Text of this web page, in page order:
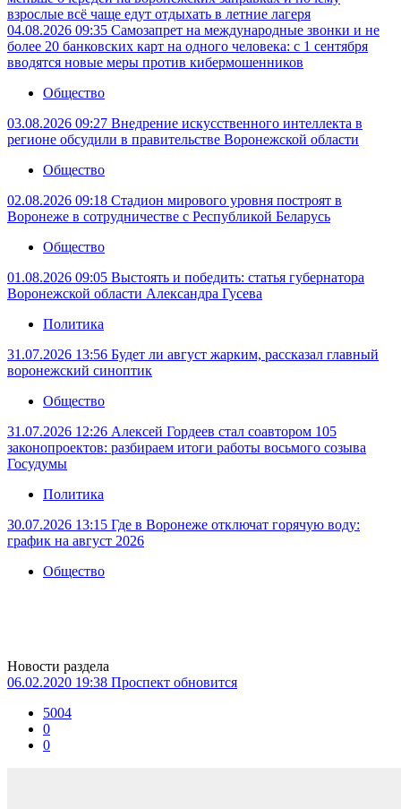
взрослые всё чаще едут отдыхать в летние лагеря
04.08.2026 09:35 Самозапрет на международные звонки и не
более 20 банковских карт на одного человека: с 1 сентября
вводятся новые меры против кибермошенников
Общество
03.08.2026 09:27 Внедрение искусственного интеллекта в
регионе обсудили в правительстве Воронежской области
Общество
02.08.2026 09:18 Стадион мирового уровня построят в
Воронеже в сотрудничестве с Республикой Беларусь
Общество
01.08.2026 09:05 Выстоять и победить: статья губернатора
Воронежской области Александра Гусева
Политика
31.07.2026 13:56 Будет ли август жарким, рассказал главный
воронежский синоптик
Общество
31.07.2026 12:26 Алексей Гордеев стал соавтором 105
законопроектов: разбираем итоги работы восьмого созыва
Госудумы
Политика
30.07.2026 13:15 Где в Воронеже отключат горячую воду:
график на август 2026
Общество
Новости раздела
06.02.2020 19:38 Проспект обновится
5004
0
0